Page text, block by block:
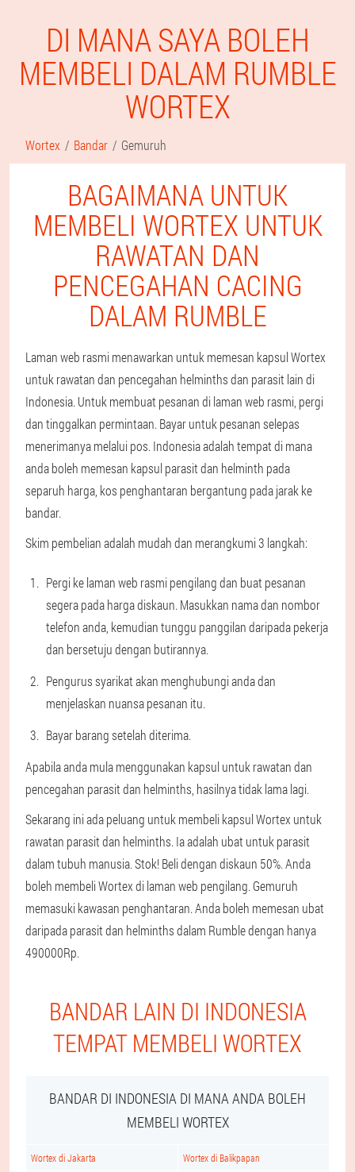
DI MANA SAYA BOLEH
MEMBELI DALAM RUMBLE
WORTEX
Wortex Bandar Gemuruh
BAGAIMANA UNTUK
MEMBELI WORTEX UNTUK
RAWATAN DAN
PENCEGAHAN CACING
DALAM RUMBLE
Laman web rasmi menawarkan untuk memesan kapsul Wortex
untuk rawatan dan pencegahan helminths dan parasit lain di
Indonesia. Untuk membuat pesanan di laman web rasmi, pergi
dan tinggalkan permintaan. Bayar untuk pesanan selepas
menerimanya melalui pos. Indonesia adalah tempat di mana
anda boleh memesan kapsul parasit dan helminth pada
separuh harga, kos penghantaran bergantung pada jarak ke
bandar.
Skim pembelian adalah mudah dan merangkumi 3 langkah:
Pergi ke laman web rasmi pengilang dan buat pesanan
segera pada harga diskaun. Masukkan nama dan nombor
telefon anda, kemudian tunggu panggilan daripada pekerja
dan bersetuju dengan butirannya.
Pengurus syarikat akan menghubungi anda dan
menjelaskan nuansa pesanan itu.
Bayar barang setelah diterima.
Apabila anda mula menggunakan kapsul untuk rawatan dan
pencegahan parasit dan helminths, hasilnya tidak lama lagi.
Sekarang ini ada peluang untuk membeli kapsul Wortex untuk
rawatan parasit dan helminths. Ia adalah ubat untuk parasit
dalam tubuh manusia. Stok! Beli dengan diskaun 50%. Anda
boleh membeli Wortex di laman web pengilang. Gemuruh
memasuki kawasan penghantaran. Anda boleh memesan ubat
daripada parasit dan helminths dalam Rumble dengan hanya
490000Rp.
BANDAR LAIN DI INDONESIA
TEMPAT MEMBELI WORTEX
BANDAR DI INDONESIA DI MANA ANDA BOLEH
MEMBELI WORTEX
Wortex di Jakarta Wortex di Balikpapan